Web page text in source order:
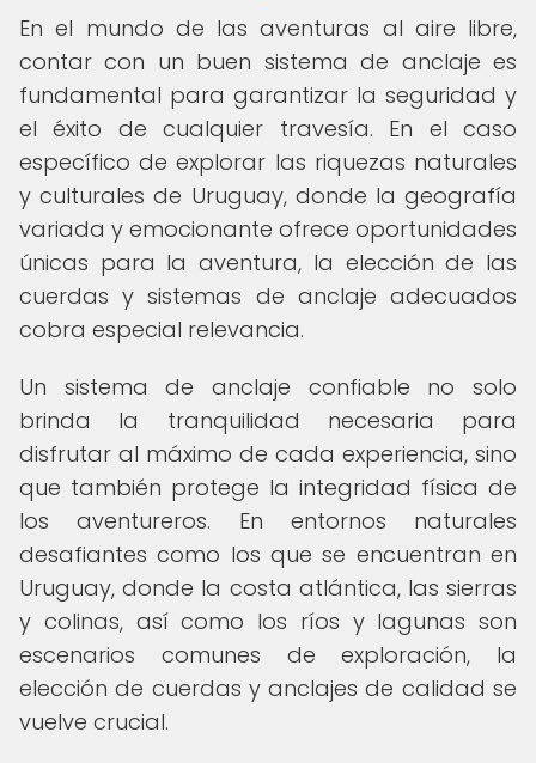
En el mundo de las aventuras al aire libre,
contar con un buen sistema de anclaje es
fundamental para garantizar la seguridad y
el éxito de cualquier travesía. En el caso
específico de explorar las riquezas naturales
y culturales de Uruguay, donde la geografía
variada y emocionante ofrece oportunidades
únicas para la aventura, la elección de las
cuerdas y sistemas de anclaje adecuados
cobra especial relevancia.
Un sistema de anclaje confiable no solo
brinda la tranquilidad necesaria para
disfrutar al máximo de cada experiencia, sino
que también protege la integridad física de
los aventureros. En entornos naturales
desafiantes como los que se encuentran en
Uruguay, donde la costa atlántica, las sierras
y colinas, así como los ríos y lagunas son
escenarios comunes de exploración, la
elección de cuerdas y anclajes de calidad se
vuelve crucial.